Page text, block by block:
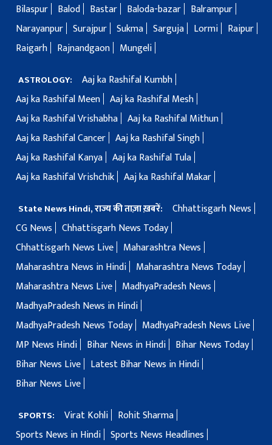
Bilaspur
Balod Bastar Baloda-bazar
Balrampur
Narayanpur Surajpur Sukma Sarguja Lormi
Raipur
Raigarh
Rajnandgaon Mungeli
ASTROLOGY:
Aaj ka Rashifal Kumbh
Aaj ka Rashifal Meen Aaj ka Rashifal Mesh
Aaj ka Rashifal Vrishabha Aaj ka Rashifal Mithun
Aaj ka Rashifal Cancer Aaj ka Rashifal Singh
Aaj ka Rashifal Kanya Aaj ka Rashifal Tula
Aaj ka Rashifal Vrishchik Aaj ka Rashifal Makar
State News Hindi, राज्य की ताज़ा ख़बरें:
Chhattisgarh News
CG News
Chhattisgarh News Today
Chhattisgarh News Live
Maharashtra News
Maharashtra News in Hindi
Maharashtra News Today
Maharashtra News Live
MadhyaPradesh News
MadhyaPradesh News in Hindi
MadhyaPradesh News Today
MadhyaPradesh News Live
MP News Hindi
Bihar News in Hindi
Bihar News Today
Bihar News Live
Latest Bihar News in Hindi
Bihar News Live
SPORTS: Virat Kohli
Rohit Sharma
Sports News in Hindi Sports News Headlines